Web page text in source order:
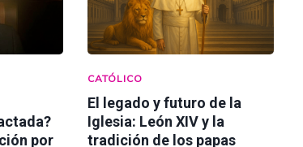
por
CATÓLICO
El legado y futuro de la
Iglesia: León XIV y la
tradición de los papas